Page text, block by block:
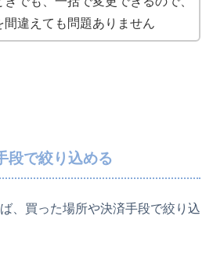
間違えても問題ありません
段で絞り込める
、買った場所や決済手段で絞り込